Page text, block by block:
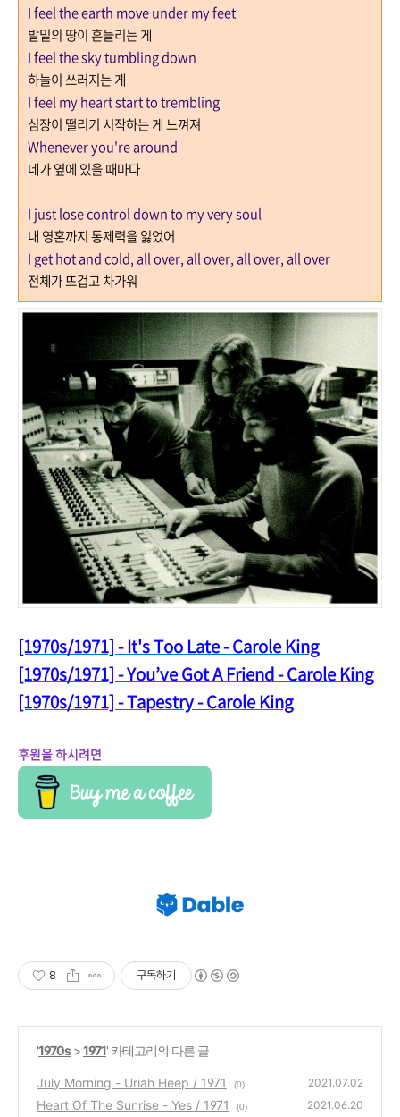
I feel the earth move under my feet
발밑의 땅이 흔들리는 게
I feel the sky tumbling down
하늘이 쓰러지는 게
I feel my heart start to trembling
심장이 떨리기 시작하는 게 느껴져
Whenever you're around
네가 옆에 있을 때마다
I just lose control down to my very soul
내 영혼까지 통제력을 잃었어
I get hot and cold, all over, all over, all over, all over
전체가 뜨겁고 차가워
[1970s/1971] - It's Too Late - Carole King
[1970s/1971] - You’ve Got A Friend - Carole King
[1970s/1971] - Tapestry - Carole King
후원을 하시려면
8 구독하기
'1970s>1971' 카테고리의 다른 글
July Morning - Uriah Heep / 1971 (0) 2021.07.02
Heart Of The Sunrise - Yes / 1971 (0) 2021.06.20